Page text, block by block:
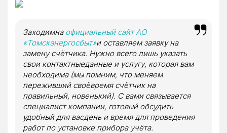
Заходимна официальный сайт АО
«Томскэнергосбыт»и оставляем заявку на
замену счётчика. Нужно всего лишь указать
свои контактныеданные и услугу, которая вам
необходима (мы помним, что меняем
переживший своёвремя счётчик на
правильный, новенький). С вами связывается
специалист компании, готовый обсудить
удобный для васдень и время для проведения
работ по установке прибора учёта.